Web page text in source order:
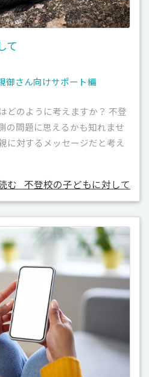
て
御さん向けサポート編
どのように考えますか？ 不登
の問題に思えるかも知れませ
に対するメッセージだと考え
む 不登校の子どもに対して